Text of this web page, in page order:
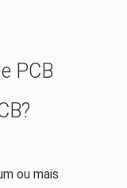
PCB
ou mais